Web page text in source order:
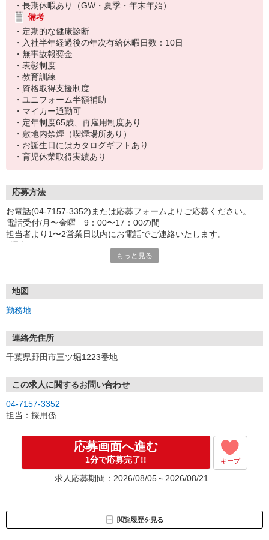
・長期休暇あり（GW・夏季・年末年始）
備考
・定期的な健康診断
・入社半年経過後の年次有給休暇日数：10日
・無事故報奨金
・表彰制度
・教育訓練
・資格取得支援制度
・ユニフォーム半額補助
・マイカー通勤可
・定年制度65歳、再雇用制度あり
・敷地内禁煙（喫煙場所あり）
・お誕生日にはカタログギフトあり
・育児休業取得実績あり
応募方法
お電話(04-7157-3352)または応募フォームよりご応募ください。
電話受付/月〜金曜 9：00〜17：00の間
担当者より1〜2営業日以内にお電話でご連絡いたします。
応募 → ご連絡（面接日時のご提案）→ 面接1回(所要約45分)→ 合否
面接は野田ロジセンターで行います。
な服装で問題ありません。
<勤務開始時期>
「できるだけ早く働きたい」「前職の有休消化期間がある」など
入社時期についてのご希望があれば、お気軽にご相談ください。
<連絡がつかない場合>
3営業日を過ぎても連絡がない場合は、担当者(04-7157-3352）／受
付 月〜金曜日9:00〜17:00)までご連絡ください。
もっと見る
地図
勤務地
連絡先住所
千葉県野田市三ツ堀1223番地
この求人に関するお問い合わせ
04-7157-3352
担当：採用係
応募画面へ進む
1分で応募完了!! キープ
求人応募期間：2026/08/05～2026/08/21
閲覧履歴を見る